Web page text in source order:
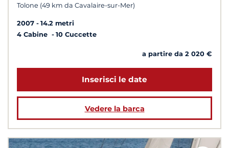
Tolone (49 km da Cavalaire-sur-Mer)
2007
14.2 metri
4 Cabine
10 Cuccette
a partire da 2 020 €
Inserisci le date
Vedere la barca